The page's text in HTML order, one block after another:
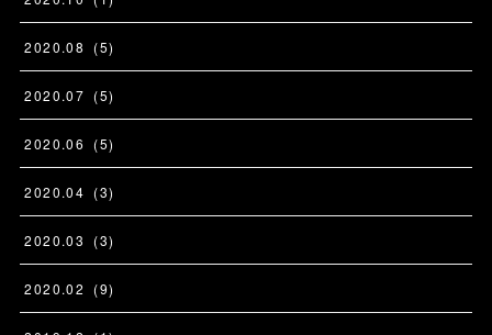
2020.08 (5)
2020.07 (5)
2020.06 (5)
2020.04 (3)
2020.03 (3)
2020.02 (9)